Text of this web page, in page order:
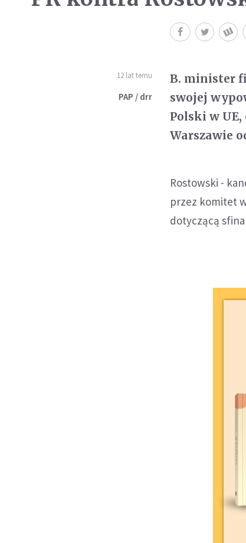
12 lat temu
PAP / drr
B. minister
swojej
Polski w UE,
Warszawie
Rostowski -
przez komitet
dotyczącą